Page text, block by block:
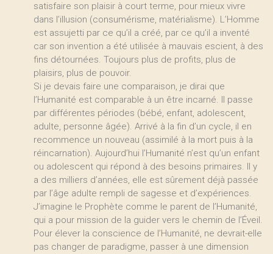
satisfaire son plaisir à court terme, pour mieux vivre
dans l’illusion (consumérisme, matérialisme). L’Homme
est assujetti par ce qu’il a créé, par ce qu’il a inventé
car son invention a été utilisée à mauvais escient, à des
fins détournées. Toujours plus de profits, plus de
plaisirs, plus de pouvoir.
Si je devais faire une comparaison, je dirai que
l’Humanité est comparable à un être incarné. Il passe
par différentes périodes (bébé, enfant, adolescent,
adulte, personne âgée). Arrivé à la fin d’un cycle, il en
recommence un nouveau (assimilé à la mort puis à la
réincarnation). Aujourd’hui l’Humanité n’est qu’un enfant
ou adolescent qui répond à des besoins primaires. Il y
a des milliers d’années, elle est sûrement déjà passée
par l’âge adulte rempli de sagesse et d’expériences.
J’imagine le Prophète comme le parent de l’Humanité,
qui a pour mission de la guider vers le chemin de l’Éveil.
Pour élever la conscience de l’Humanité, ne devrait-elle
pas changer de paradigme, passer à une dimension